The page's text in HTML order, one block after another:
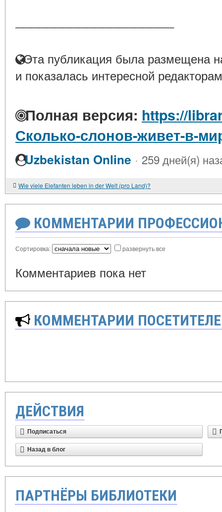
Эта публикация была размещена
и показалась интересной
Полная версия: https://
Сколько-слонов-живет-в-
Uzbekistan Online · 259 дней(я)
Wie viele Elefanten leben in der Welt (pro Land)?
КОММЕНТАРИИ
Сортировка: развернуть все
Комментариев пока нет
КОММЕНТАРИИ
ДЕЙСТВИЯ
Подписаться
Назад в блог
ПАРТНЁРЫ БИБЛИОТЕКИ